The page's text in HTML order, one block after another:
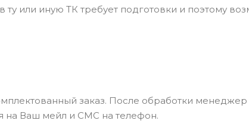
ту или иную ТК требует подготовки и поэтому
заказ. После обработки менеджер
на Ваш мейл и СМС на телефон.